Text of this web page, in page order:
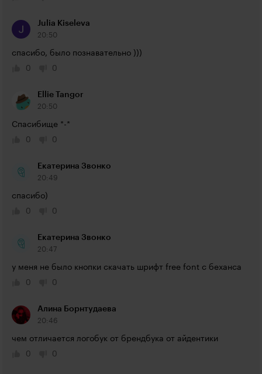
Julia Kiseleva
20:50
спасибо, было познавательно )))
0
0
Ellie Tangor
20:50
Спасибище *-*
0
0
Екатерина Звонко
20:49
спасибо)
0
0
Екатерина Звонко
20:47
у меня не было кнопки скачать шрифт free font с беханса
0
0
Алина Борнтудаева
20:46
чем отличается логобук от брендбука от айдентики
0
0